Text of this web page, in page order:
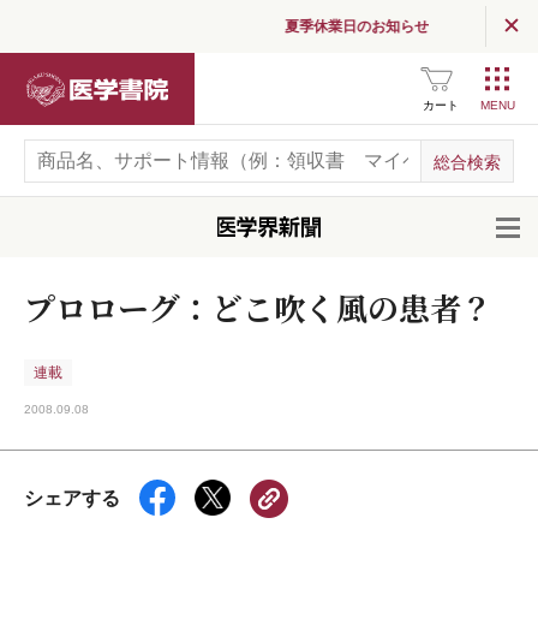
夏季休業日のお知らせ
カート
プロローグ：どこ吹く風の患者？
連載
2008.09.08
シェアする